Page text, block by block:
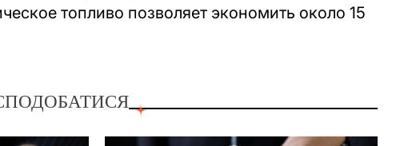
топливо позволяет экономить около 15